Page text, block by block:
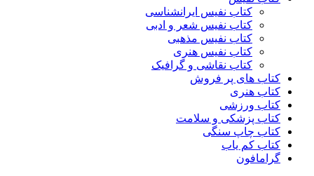
کتاب نفیس ایرانشناسی
کتاب نفیس شعر و ادبی
کتاب نفیس مذهبی
کتاب نفیس هنری
کتاب نقاشی و گرافیک
کتاب های پر فروش
کتاب هنری
کتاب ورزشی
کتاب پزشکی و سلامت
کتاب چاپ سنگی
کتاب کم یاب
گرامافون